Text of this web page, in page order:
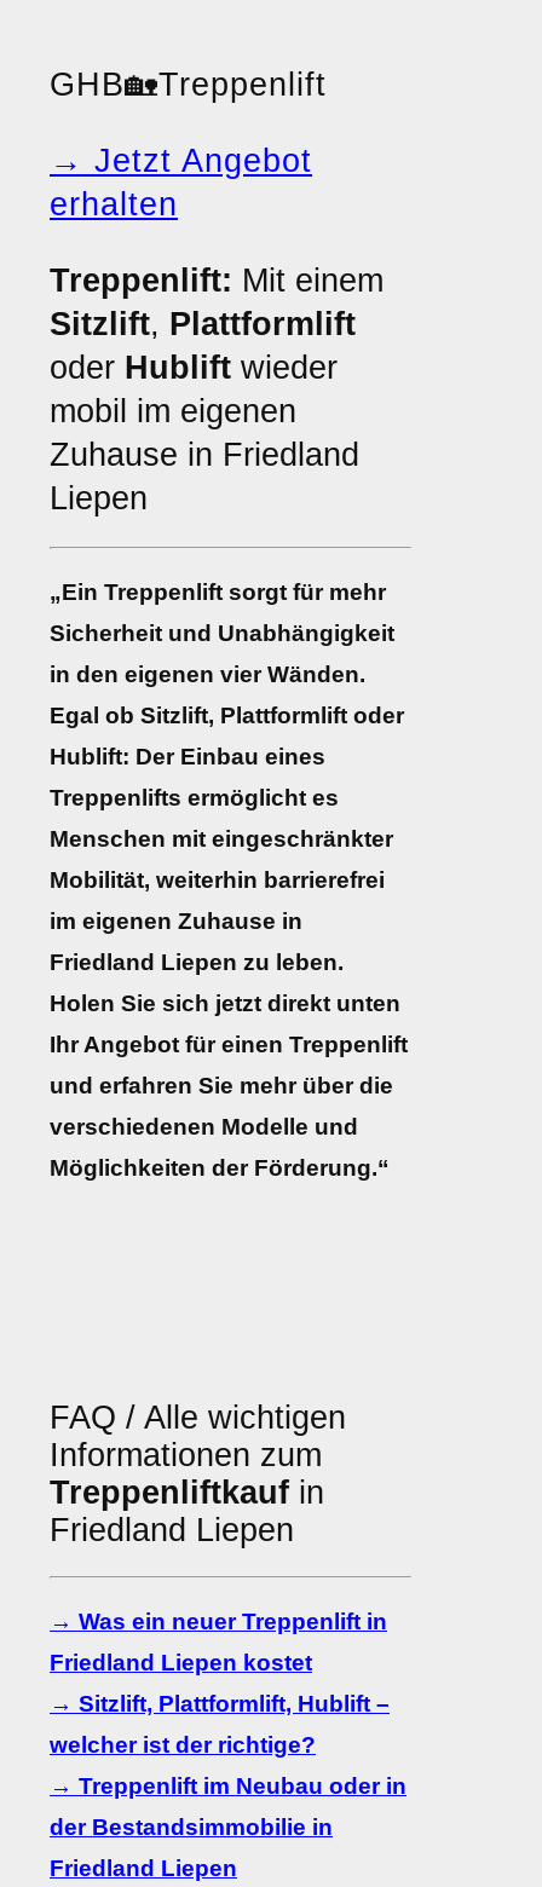
GHB🏡Treppenlift
→ Jetzt Angebot
erhalten
Treppenlift: Mit einem
Sitzlift, Plattformlift
oder Hublift wieder
mobil im eigenen
Zuhause in Friedland
Liepen
„Ein Treppenlift sorgt für mehr
Sicherheit und Unabhängigkeit
in den eigenen vier Wänden.
Egal ob Sitzlift, Plattformlift oder
Hublift: Der Einbau eines
Treppenlifts ermöglicht es
Menschen mit eingeschränkter
Mobilität, weiterhin barrierefrei
im eigenen Zuhause in
Friedland Liepen zu leben.
Holen Sie sich jetzt direkt unten
Ihr Angebot für einen Treppenlift
und erfahren Sie mehr über die
verschiedenen Modelle und
Möglichkeiten der Förderung.“
FAQ / Alle wichtigen
Informationen zum
Treppenliftkauf in
Friedland Liepen
→ Was ein neuer Treppenlift in
Friedland Liepen kostet
→ Sitzlift, Plattformlift, Hublift –
welcher ist der richtige?
→ Treppenlift im Neubau oder in
der Bestandsimmobilie in
Friedland Liepen